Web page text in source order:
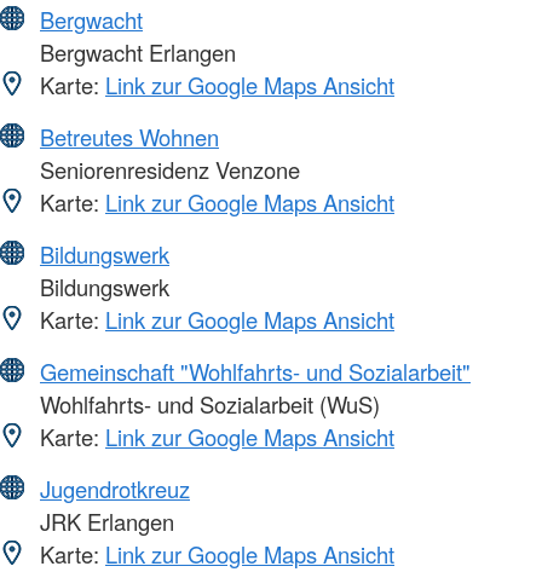
Bergwacht
Bergwacht Erlangen
Karte: Link zur Google Maps Ansicht
Betreutes Wohnen
Seniorenresidenz Venzone
Karte: Link zur Google Maps Ansicht
Bildungswerk
Bildungswerk
Karte: Link zur Google Maps Ansicht
Gemeinschaft "Wohlfahrts- und Sozialarbeit"
Wohlfahrts- und Sozialarbeit (WuS)
Karte: Link zur Google Maps Ansicht
Jugendrotkreuz
JRK Erlangen
Karte: Link zur Google Maps Ansicht